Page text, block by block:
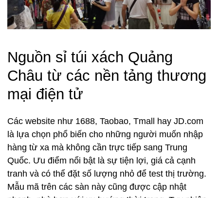
Nguồn sỉ túi xách Quảng
Châu từ các nền tảng thương
mại điện tử
Các website như 1688, Taobao, Tmall hay JD.com
là lựa chọn phổ biến cho những người muốn nhập
hàng từ xa mà không cần trực tiếp sang Trung
Quốc. Ưu điểm nổi bật là sự tiện lợi, giá cả cạnh
tranh và có thể đặt số lượng nhỏ để test thị trường.
Mẫu mã trên các sàn này cũng được cập nhật